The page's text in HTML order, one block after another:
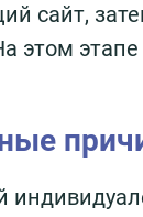
сайт,
этом